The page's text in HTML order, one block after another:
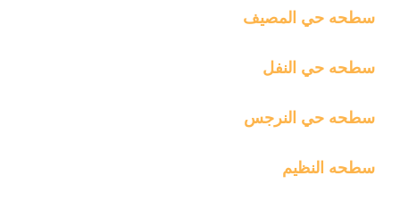
سطحه حي المصيف
سطحه حي النفل
سطحه حي النرجس
سطحه النظيم